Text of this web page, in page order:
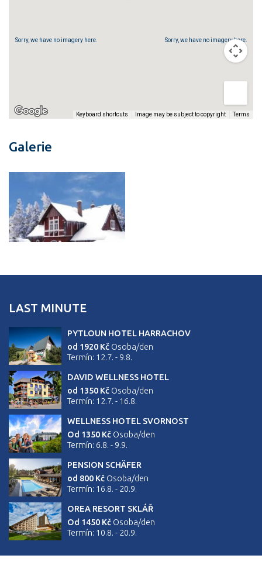
Sorry, we have no imagery here.
Sorry, we have no imagery here.
Keyboard shortcuts Image may be subject to copyright Terms
Galerie
LAST MINUTE
PYTLOUN HOTEL HARRACHOV
od 1920 Kč Osoba/den
Termín: 12.7. - 9.8.
DAVID WELLNESS HOTEL
od 1350 Kč Osoba/den
Termín: 12.7. - 16.8.
WELLNESS HOTEL SVORNOST
Od 1350 Kč Osoba/den
Termín: 6.8. - 9.9.
PENSION SCHÄFER
od 800 Kč Osoba/den
Termín: 16.8. - 20.9.
OREA RESORT SKLÁŘ
Od 1450 Kč Osoba/den
Termín: 10.8. - 20.9.